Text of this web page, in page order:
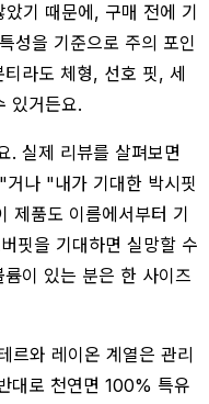
기 때문에, 구매 전에 기
성을 기준으로 주의 포인
라도 체형, 선호 핏, 세
있거든요.
. 실제 리뷰를 살펴보면
나 "내가 기대한 박시핏
제품도 이름에서부터 기
핏을 기대하면 실망할 수
이 있는 분은 한 사이즈
르와 레이온 계열은 관리
대로 천연면 100% 특유